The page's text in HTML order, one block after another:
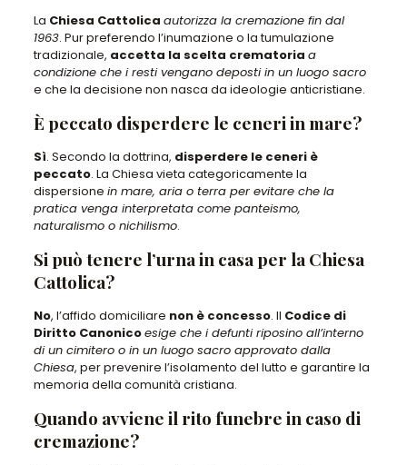
La Chiesa Cattolica autorizza la cremazione fin dal
1963. Pur preferendo l’inumazione o la tumulazione
tradizionale, accetta la scelta crematoria a
condizione che i resti vengano deposti in un luogo sacro
e che la decisione non nasca da ideologie anticristiane.
È peccato disperdere le ceneri in mare?
Sì. Secondo la dottrina, disperdere le ceneri è
peccato. La Chiesa vieta categoricamente la
dispersione in mare, aria o terra per evitare che la
pratica venga interpretata come panteismo,
naturalismo o nichilismo.
Si può tenere l’urna in casa per la Chiesa
Cattolica?
No, l’affido domiciliare non è concesso. Il Codice di
Diritto Canonicoesige che i defunti riposino all’interno
di un cimitero o in un luogo sacro approvato dalla
Chiesa, per prevenire l’isolamento del lutto e garantire la
memoria della comunità cristiana.
Quando avviene il rito funebre in caso di
cremazione?